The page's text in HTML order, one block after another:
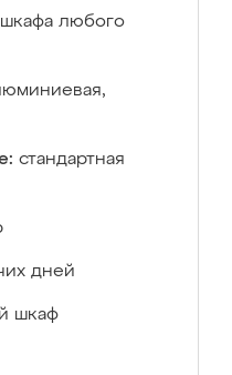
любого
стандартная
дней
шкаф